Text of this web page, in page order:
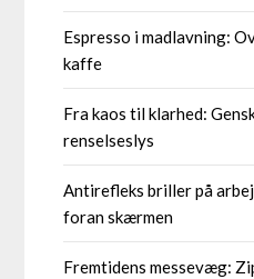
Espresso i madlavning:
kaffe
Fra kaos til klarhed:
renselseslys
Antirefleks briller på
foran skærmen
Fremtidens messevæg: